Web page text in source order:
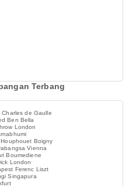
Terbang
de Gaulle
Ben Bella
London
Boigny
Vienna
Boumediene
London
Ferenc Liszt
Singapura